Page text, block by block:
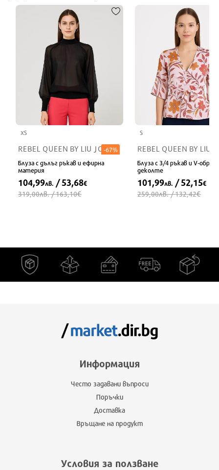
XS
REBEL QUEEN BY LIU JO -67%
Блуза с дълъг ръкав и ефирна
материя
104,99лв. / 53,68€
319,00лв./ 163,10€
S
REBEL QUEEN BY LIU
Блуза с 3/4 ръкав и V-
деколте
101,99лв. / 52,15€
259,00лв./ 132,42€
Информация
Често задавани въпроси
Поръчки
Доставка
Връщане на продукт
Условия за ползване